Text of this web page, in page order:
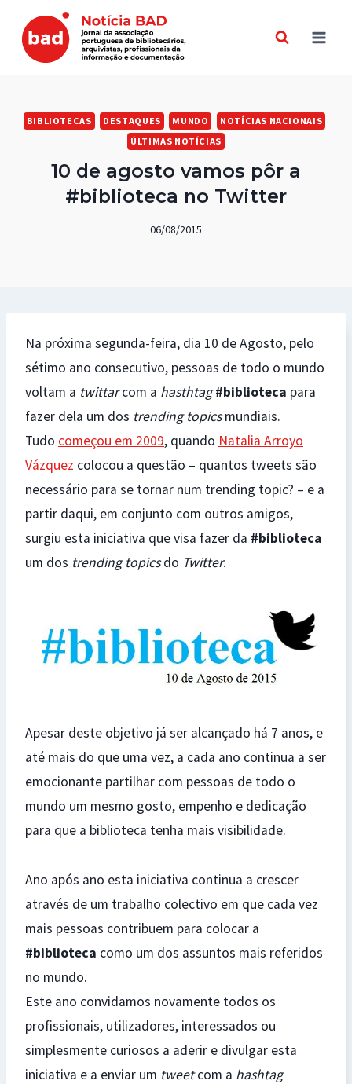
content
BIBLIOTECAS DESTAQUES MUNDO
NOTÍCIAS NACIONAIS
ÚLTIMAS NOTÍCIAS
10 de agosto vamos pôr a
#biblioteca no Twitter
06/08/2015
Na próxima segunda-feira, dia 10 de Agosto, pelo
sétimo ano consecutivo, pessoas de todo o mundo
voltam a twittarcom a hasthtag #biblioteca para
fazer dela um dos trending topicsmundiais.
Tudo começou em 2009, quando Natalia Arroyo
Vázquez colocou a questão – quantos tweets são
necessário para se tornar num trending topic? – e a
partir daqui, em conjunto com outros amigos,
surgiu esta iniciativa que visa fazer da #biblioteca
um dos trending topicsdo Twitter.
Apesar deste objetivo já ser alcançado há 7 anos, e
até mais do que uma vez, a cada ano continua a ser
emocionante partilhar com pessoas de todo o
mundo um mesmo gosto, empenho e dedicação
para que a biblioteca tenha mais visibilidade.
Ano após ano esta iniciativa continua a crescer
através de um trabalho colectivo em que cada vez
mais pessoas contribuem para colocar a
#biblioteca como um dos assuntos mais referidos
no mundo.
Este ano convidamos novamente todos os
profissionais, utilizadores, interessados ou
simplesmente curiosos a aderir e divulgar esta
iniciativa e a enviar um tweetcom a hashtag